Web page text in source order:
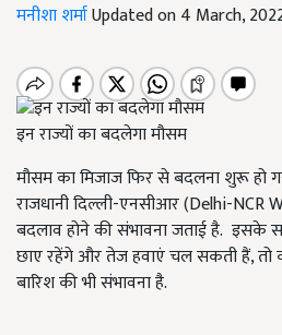
मनीशा शर्माUpdated on 4 March,
इन राज्यों का बदलेगा मौसम
मौसम का मिजाज फिर से बदलना शुरू हो
राजधानी दिल्ली-एनसीआर (Delhi-
बदलाव होने की संभावना जताई है. इसके
छाए रहेंगे और तेज हवाएं चल सकती हैं, तो
बारिश की भी संभावना है.